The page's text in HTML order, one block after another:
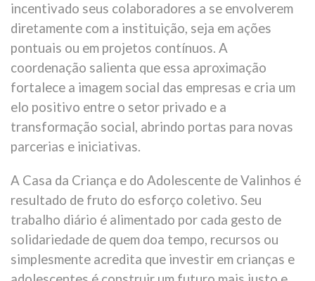
incentivado seus colaboradores a se envolverem
diretamente com a instituição, seja em ações
pontuais ou em projetos contínuos. A
coordenação salienta que essa aproximação
fortalece a imagem social das empresas e cria um
elo positivo entre o setor privado e a
transformação social, abrindo portas para novas
parcerias e iniciativas.
A Casa da Criança e do Adolescente de Valinhos é
resultado de fruto do esforço coletivo. Seu
trabalho diário é alimentado por cada gesto de
solidariedade de quem doa tempo, recursos ou
simplesmente acredita que investir em crianças e